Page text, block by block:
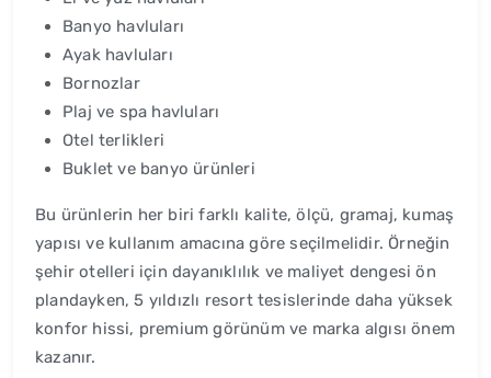
Banyo havluları
Ayak havluları
Bornozlar
Plaj ve spa havluları
Otel terlikleri
Buklet ve banyo ürünleri
Bu ürünlerin her biri farklı kalite, ölçü, gramaj, kumaş
yapısı ve kullanım amacına göre seçilmelidir. Örneğin
şehir otelleri için dayanıklılık ve maliyet dengesi ön
plandayken, 5 yıldızlı resort tesislerinde daha yüksek
konfor hissi, premium görünüm ve marka algısı önem
kazanır.